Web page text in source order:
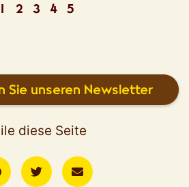
1 2 3 4 5
Sie unseren Newsletter
diese Seite